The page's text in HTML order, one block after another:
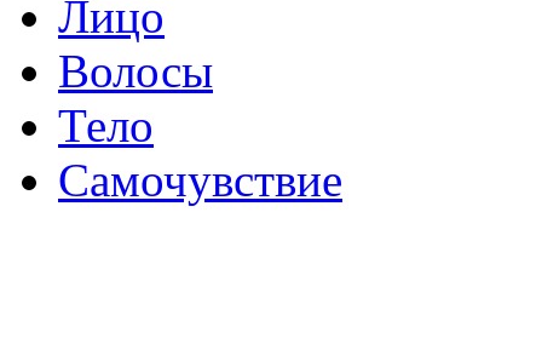
Лицо
Волосы
Тело
Самочувствие